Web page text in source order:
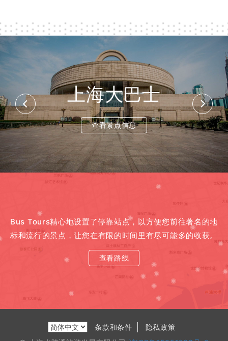
上海大巴士
查看景点信息
上海大巴士
查看景点信息
上海大巴士
查看景点信息
Bus Tours精心地设置了停靠站点，以方便您前往著名的地
标和流行的景点，让您在有限的时间里有尽可能多的收获。
查看路线
条款和条件
隐私政策